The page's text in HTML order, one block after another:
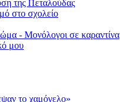
της Πεταλούδας
στο σχολείο
- Μονόλογοι σε καραντίνα
μου
το χαμόγελο»